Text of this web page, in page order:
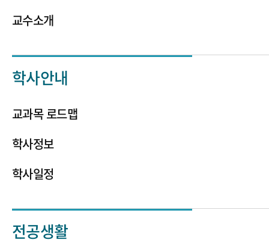
교수소개
학사안내
교과목 로드맵
학사정보
학사일정
전공생활